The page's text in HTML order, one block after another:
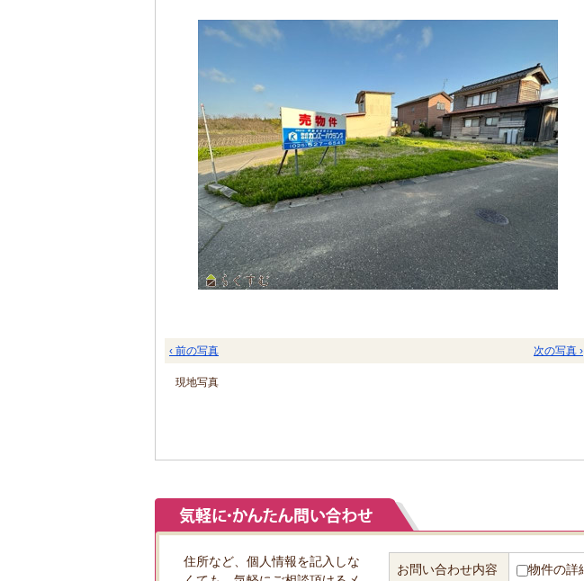
‹ 前の写真 次の写真 ›
現地写真